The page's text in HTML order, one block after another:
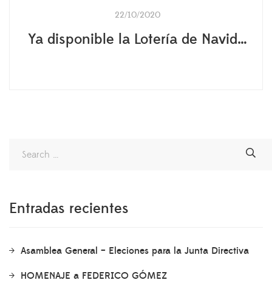
22/10/2020
Ya disponible la Lotería de Navidad
Entradas recientes
Asamblea General – Eleciones para la Junta Directiva
HOMENAJE a FEDERICO GÓMEZ